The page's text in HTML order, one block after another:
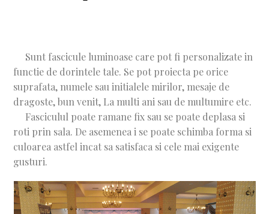
Sunt fascicule luminoase care pot fi personalizate in
functie de dorintele tale. Se pot proiecta pe orice
suprafata, numele sau initialele mirilor, mesaje de
dragoste, bun venit, La multi ani sau de multumire etc.
Fasciculul poate ramane fix sau se poate deplasa si
roti prin sala. De asemenea i se poate schimba forma si
culoarea astfel incat sa satisfaca si cele mai exigente
gusturi.